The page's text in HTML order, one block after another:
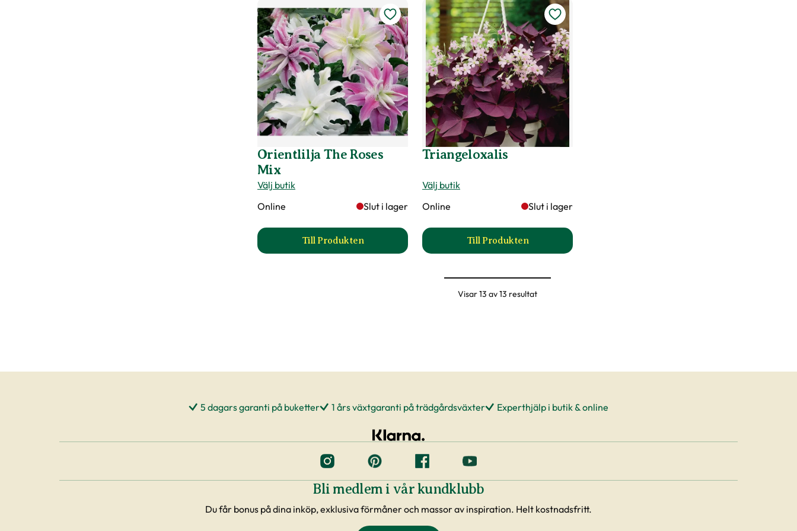
Orientlilja The Roses
Mix
Välj butik
Online
Slut i lager
Till Produkten
till Orientlilja The Roses Mix produktsida
Triangeloxalis
Välj butik
Online
Slut i lager
Till Produkten
till Triangeloxalis produktsida
Visar 13 av 13 resultat
5 dagars garanti på buketter 1 års växtgaranti på trädgårdsväxter Experthjälp i butik & online
Bli medlem i vår kundklubb
Du får bonus på dina inköp, exklusiva förmåner och massor av inspiration. Helt kostnadsfritt.